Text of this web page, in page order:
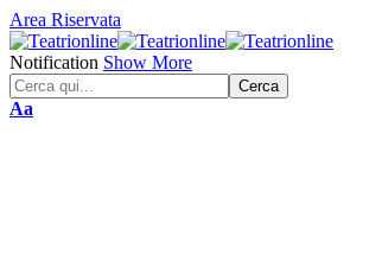
Area Riservata
Notification Show More
Font
Aa